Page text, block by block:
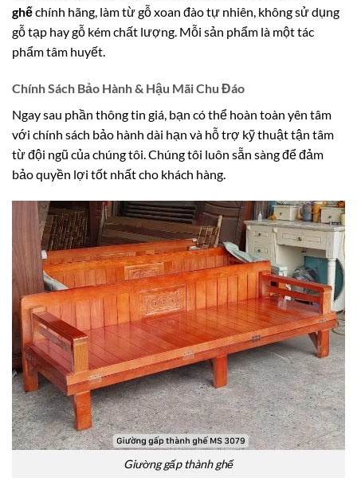
ghếchính hãng, làm từ gỗ xoan đào tự nhiên, không sử dụng
gỗ tạp hay gỗ kém chất lượng. Mỗi sản phẩm là một tác
phẩm tâm huyết.
Chính Sách Bảo Hành & Hậu Mãi Chu Đáo
Ngay sau phần thông tin giá, bạn có thể hoàn toàn yên tâm
với chính sách bảo hành dài hạn và hỗ trợ kỹ thuật tận tâm
từ đội ngũ của chúng tôi. Chúng tôi luôn sẵn sàng để đảm
bảo quyền lợi tốt nhất cho khách hàng.
Giường gấp thành ghế